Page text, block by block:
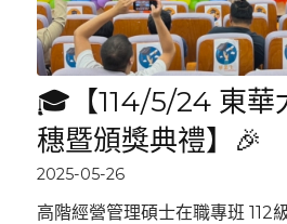
🎓【114/5/24 東華
穗暨頒獎典禮】🎉
2025-05-26
高階經營管理碩士在職專班 112